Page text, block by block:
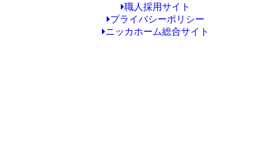
職人採用サイト
プライバシーポリシー
ニッカホーム総合サイト